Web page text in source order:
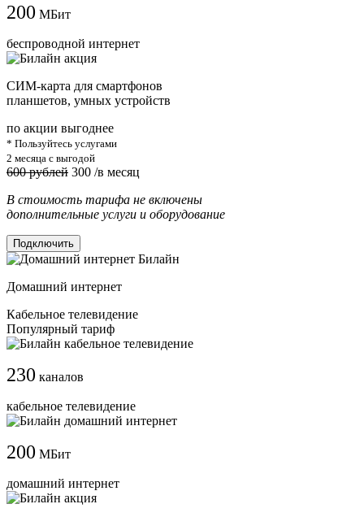
200 МБит
беспроводной интернет
СИМ-карта для смартфонов
планшетов, умных устройств
по акции выгоднее
* Пользуйтесь услугами
2 месяца с выгодой
600 рублей 300 /в месяц
В стоимость тарифа не включены
дополнительные услуги и оборудование
Подключить
Домашний интернет
Кабельное телевидение
Популярный тариф
230 каналов
кабельное телевидение
200 МБит
домашний интернет